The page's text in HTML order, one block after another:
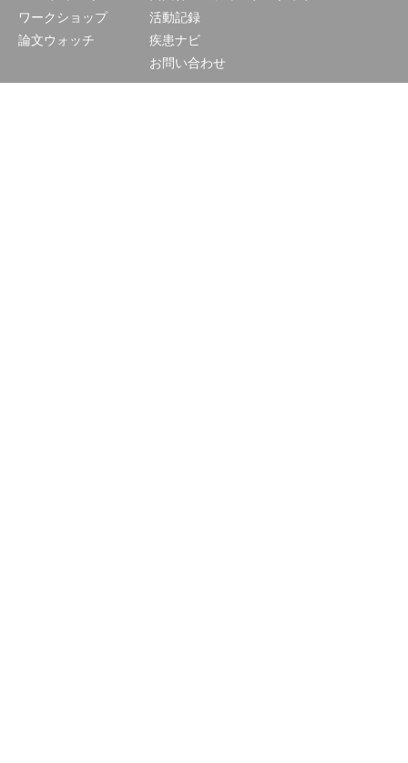
ワークショップ
論文ウォッチ
活動記録
疾患ナビ
お問い合わせ